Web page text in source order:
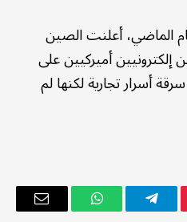
الماضي، أعلنت الصين
إلكترونيين أميركيين على
أسرار تجارية لكنها لم
تيلقرام واتساب
البريد